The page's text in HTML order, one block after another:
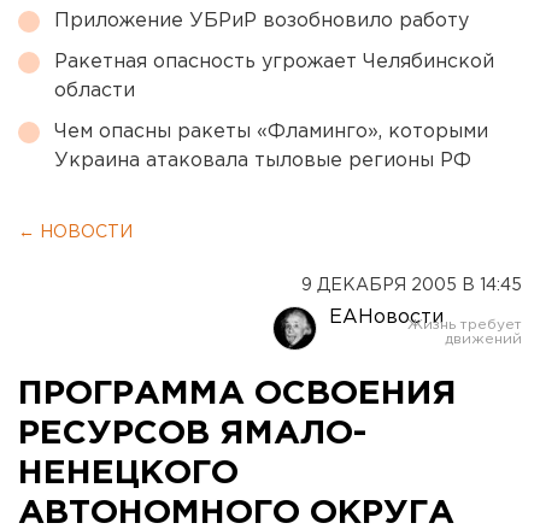
Приложение УБРиР возобновило работу
Ракетная опасность угрожает Челябинской
области
Чем опасны ракеты «Фламинго», которыми
Украина атаковала тыловые регионы РФ
← НОВОСТИ
9 ДЕКАБРЯ 2005 В 14:45
ЕАНовости
ПРОГРАММА ОСВОЕНИЯ
РЕСУРСОВ ЯМАЛО-
НЕНЕЦКОГО
АВТОНОМНОГО ОКРУГА